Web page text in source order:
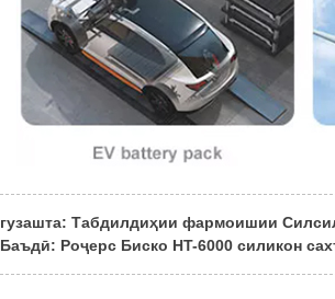
гузашта: Табдилдиҳии фармоишии
Баъдӣ: Роҷерс Биско HT-6000 силикон